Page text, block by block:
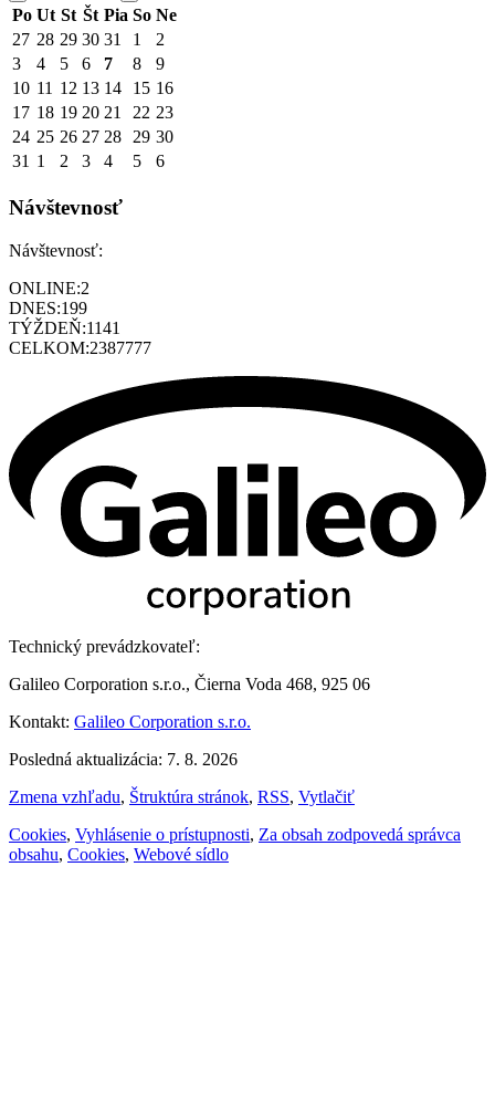
Po Ut St Št Pia So Ne
27 28 29 30 31 1
2
3
4 5 6 7 8
9
10 11 12 13 14 15 16
17 18 19 20 21 22 23
24 25 26 27 28 29 30
31 1 2 3 4 5 6
Návštevnosť
Návštevnosť:
ONLINE:2
DNES:199
TÝŽDEŇ:1141
CELKOM:2387777
Technický prevádzkovateľ:
Galileo Corporation s.r.o., Čierna Voda 468, 925 06
Kontakt: Galileo Corporation s.r.o.
Posledná aktualizácia: 7. 8. 2026
Zmena vzhľadu, Štruktúra stránok, RSS, Vytlačiť
Cookies, Vyhlásenie o prístupnosti, Za obsah zodpovedá správca
obsahu, Cookies, Webové sídlo